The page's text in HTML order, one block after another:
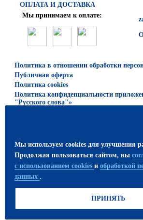
ОПЛАТА И ДОСТАВКА
Мы принимаем к оплате:
Политика в отношении обработки
Публичная оферта
Политика cookies
Политика конфиденциальности
"Русского слова"»
возможно только с письменного
издательства.
ПРИСОЕДИНЯЙТЕСЬ!
Мы используем cookies для улучшения
Продолжая пользоваться сайтом, вы
с использованием cookies и обработкой
данных .
ПРИНЯТЬ